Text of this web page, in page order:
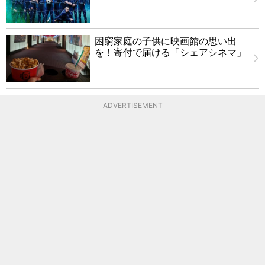
困窮家庭の子供に映画館の思い出
を！寄付で届ける「シェアシネマ」
ADVERTISEMENT